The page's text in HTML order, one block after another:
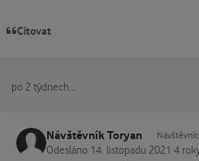
Citovat
po 2 týdnech...
Návštěvník Toryan Návštěvníci
Odesláno 14. listopadu 2021 4